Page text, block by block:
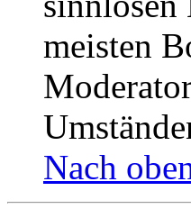
meisten
Nach